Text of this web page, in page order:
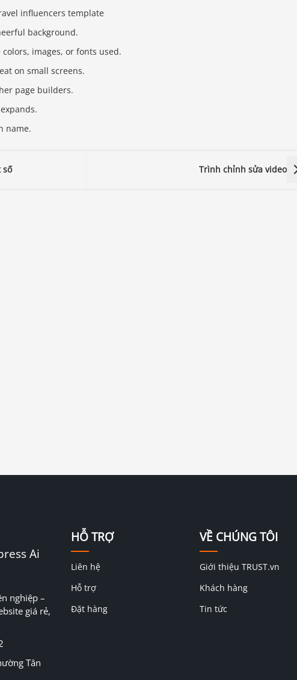
influencers template
background.
images, or fonts used.
on small screens.
page builders.
name.
số Trình chỉnh sửa video
Ai
nghiệp –
giá rẻ,
Tân
HỖ TRỢ
Liên hệ
Hỗ trợ
Đặt hàng
VỀ CHÚNG TÔI
Giới thiệu TRUST.vn
Khách hàng
Tin tức